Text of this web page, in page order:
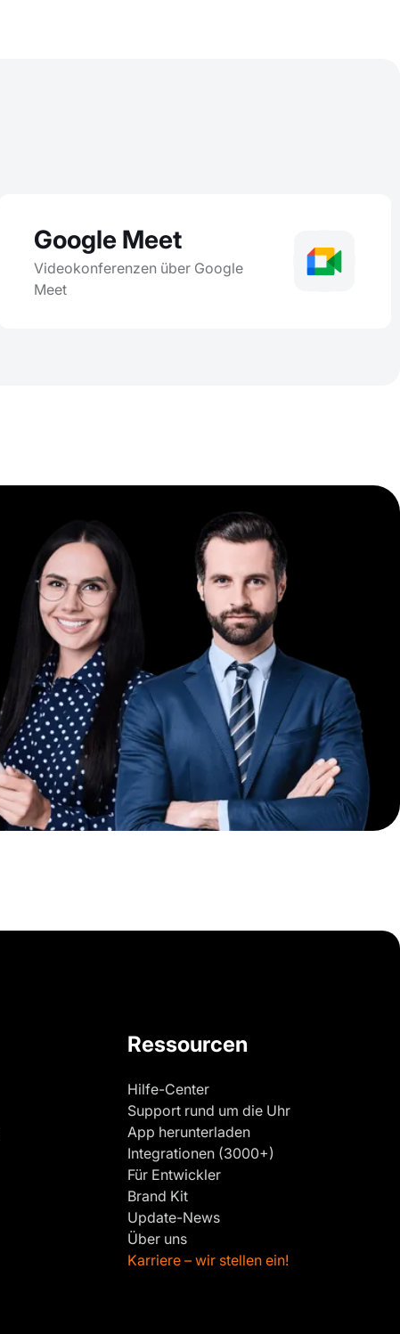
Google Meet
Videokonferenzen über Google
Meet
Ressourcen
Hilfe-Center
Support rund um die Uhr
App herunterladen
Integrationen (3000+)
Für Entwickler
Brand Kit
Update-News
Über uns
Karriere – wir stellen ein!